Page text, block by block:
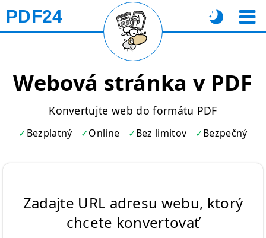
PDF24
Webová stránka v PDF
Konvertujte web do formátu PDF
Bezplatný Online Bez limitov Bezpečný
Zadajte URL adresu webu, ktorý
chcete konvertovať